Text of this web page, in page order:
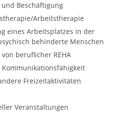
Beschäftigung
Arbeitstherapie
eines Arbeitsplatzes in der
behinderte Menschen
beruflicher REHA
Freizeitaktivitäten
Veranstaltungen